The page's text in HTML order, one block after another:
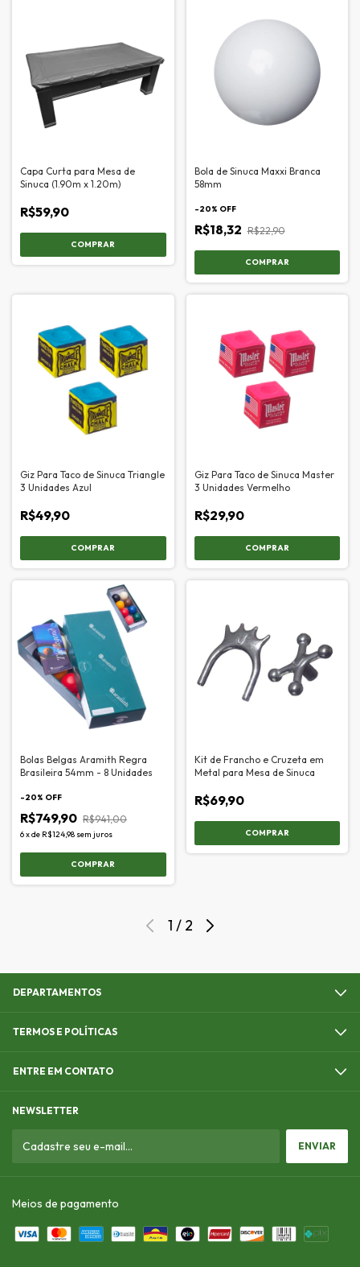
Capa Curta para Mesa de
Sinuca (1.90m x 1.20m)
R$59,90
Bola de Sinuca Maxxi Branca
58mm
-20% OFF
R$18,32 R$22,90
Giz Para Taco de Sinuca Triangle
3 Unidades Azul
R$49,90
Giz Para Taco de Sinuca Master
3 Unidades Vermelho
R$29,90
Bolas Belgas Aramith Regra
Brasileira 54mm - 8 Unidades
-20% OFF
R$749,90 R$941,00
6xde R$124,98 sem juros
Kit de Francho e Cruzeta em
Metal para Mesa de Sinuca
R$69,90
1 / 2
DEPARTAMENTOS
TERMOS E POLÍTICAS
ENTRE EM CONTATO
NEWSLETTER
Meios de pagamento